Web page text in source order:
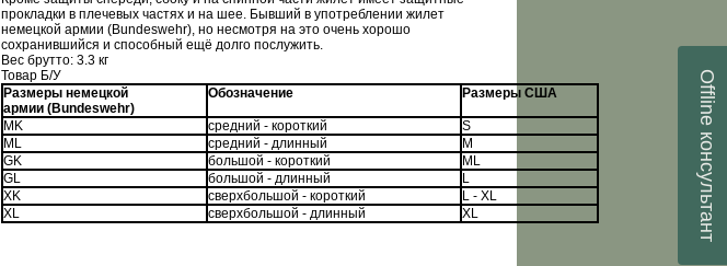
прокладки в плечевых частях и на шее. Бывший в употреблении жилет
немецкой армии (Bundeswehr), но несмотря на это очень хорошо
сохранившийся и способный ещё долго послужить.
Вес брутто: 3.3 кг
Товар Б/У
Размеры немецкой
армии (Bundeswehr)
Обозначение Размеры США
MK средний - короткий
S
ML
средний - длинный
М
GK
большой - короткий
ML
GL
большой - длинный
L
XK
сверхбольшой - короткий L -XL
XL
сверхбольшой - длинный XL
Offline
консультант